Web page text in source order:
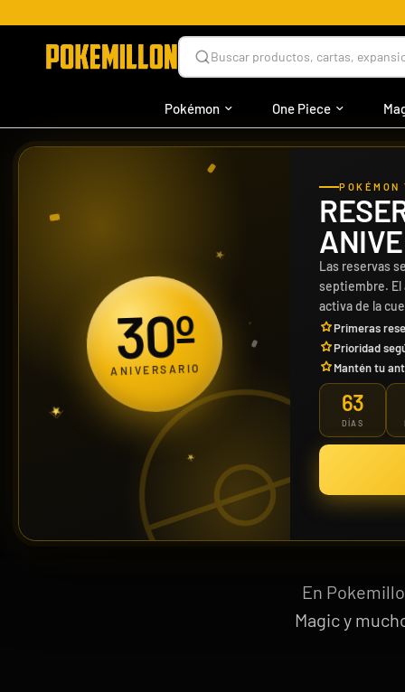
Pokémon One Piece
Buscar productos, cartas,
30º
ANIVERSARIO
Las reservas
septiembre. El
activa de la
Primeras
Prioridad
Mantén tu
63
DÍAS
En
Magic y